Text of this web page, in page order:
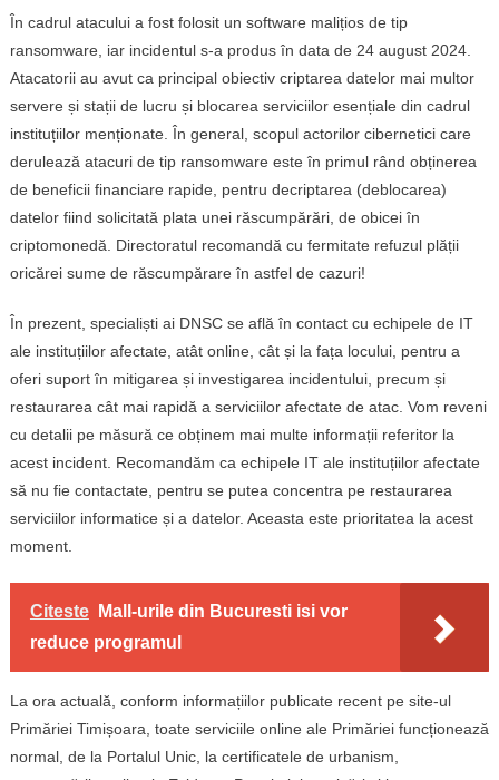
În cadrul atacului a fost folosit un software malițios de tip
ransomware, iar incidentul s-a produs în data de 24 august 2024.
Atacatorii au avut ca principal obiectiv criptarea datelor mai multor
servere și stații de lucru și blocarea serviciilor esențiale din cadrul
instituțiilor menționate. În general, scopul actorilor cibernetici care
derulează atacuri de tip ransomware este în primul rând obținerea
de beneficii financiare rapide, pentru decriptarea (deblocarea)
datelor fiind solicitată plata unei răscumpărări, de obicei în
criptomonedă. Directoratul recomandă cu fermitate refuzul plății
oricărei sume de răscumpărare în astfel de cazuri!
În prezent, specialiști ai DNSC se află în contact cu echipele de IT
ale instituțiilor afectate, atât online, cât și la fața locului, pentru a
oferi suport în mitigarea și investigarea incidentului, precum și
restaurarea cât mai rapidă a serviciilor afectate de atac. Vom reveni
cu detalii pe măsură ce obținem mai multe informații referitor la
acest incident. Recomandăm ca echipele IT ale instituțiilor afectate
să nu fie contactate, pentru se putea concentra pe restaurarea
serviciilor informatice și a datelor. Aceasta este prioritatea la acest
moment.
Citeste
Mall-urile din Bucuresti isi vor
reduce programul
La ora actuală, conform informațiilor publicate recent pe site-ul
Primăriei Timișoara, toate serviciile online ale Primăriei funcționează
normal, de la Portalul Unic, la certificatele de urbanism,